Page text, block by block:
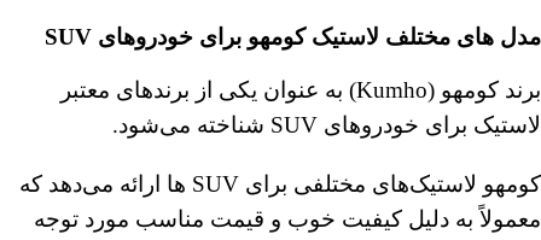
مدل های مختلف لاستیک کومهو برای خودروهای SUV
برند کومهو (Kumho) به عنوان یکی از برندهای معتبر
لاستیک برای خودروهای SUV شناخته می‌شود.
کومهو لاستیک‌های مختلفی برای SUV ها ارائه می‌دهد که
معمولاً به دلیل کیفیت خوب و قیمت مناسب مورد توجه